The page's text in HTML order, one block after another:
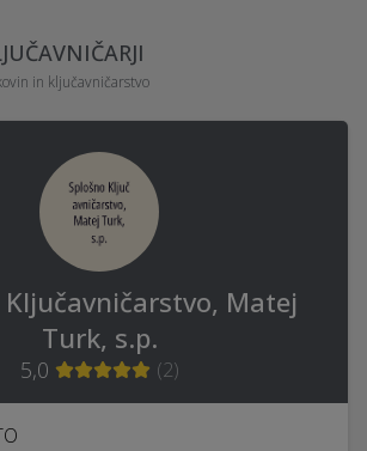
in ključavničarstvo
Ključavničarstvo, Matej
Turk, s.p.
5,0 (2)